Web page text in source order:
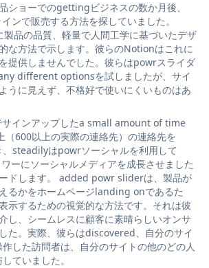
ショーでのgettingビジネスの数か月後、
ンで販売する方法を探していました。
品の品質、軽量で人間工学に基づいたデザ
な方法で示します。彼らのNotionはこれに
提供しませんでした。彼らはpowrスライダ
different optionsを試しましたが、サイ
うに見えず、不格好で使いにくいものはあ
サインアップしたa small amount of time
（600以上の実際の連絡先）の連絡先を
steadilyはpowrソーシャルを利用して
ーにソーシャルメディアを成長させました
ドします。 added powr sliderは、製品が
るかをホームページlanding onであるた
示するための視覚的な方法です。それは彼
し、シームレスに顧客に素晴らしいオンサ
た。実際、彼らはdiscovered、自分のサイ
した訪問者は、自分のサイトの他のどの人
ていました。